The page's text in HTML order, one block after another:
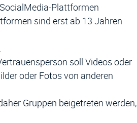
Plattformen
sind erst ab 13 Jahren
soll Videos oder
oder Fotos von anderen
Gruppen beigetreten werden,